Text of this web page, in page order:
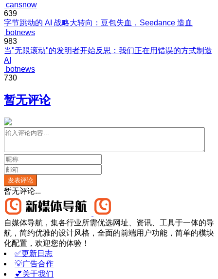
cansnow
639
字节跳动的 AI 战略大转向：豆包失血，Seedance 造血
botnews
983
当"无限滚动"的发明者开始反思：我们正在用错误的方式制造
AI
botnews
730
暂无评论
发表评论
暂无评论...
自媒体导航，集各行业所需优选网址、资讯、工具于一体的导
航，简约优雅的设计风格，全面的前端用户功能，简单的模块
化配置，欢迎您的体验！
✅更新日志
💡广告合作
💕关于我们